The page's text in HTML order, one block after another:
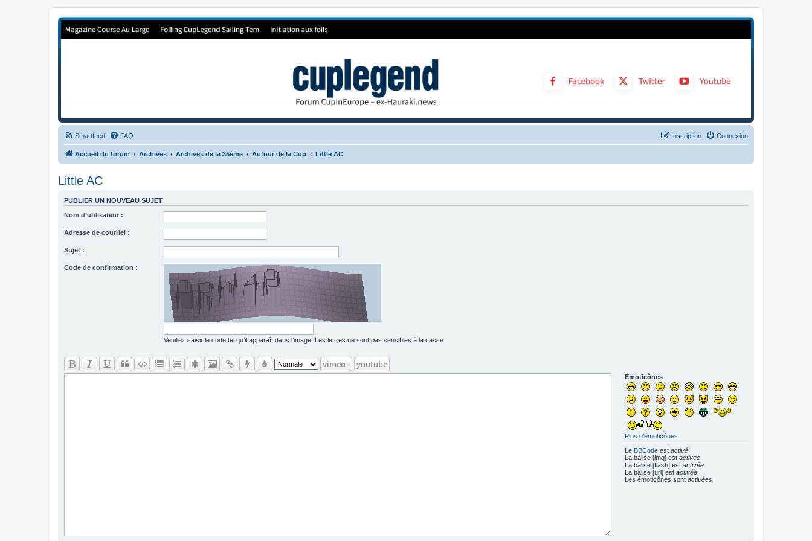
Forum de Cup In Europe
Smartfeed FAQ Connexion
Inscription
Accueil du forum Archives Archives de la 35ème Autour de la Cup Little AC
Little AC
PUBLIER UN NOUVEAU SUJET
Nom d’utilisateur :
Adresse de courriel :
Sujet :
Code de confirmation :
Veuillez saisir le code tel qu’il apparaît dans l’image. Les lettres ne sont pas sensibles à la casse.
vimeo= youtube
Émoticônes
Plus d’émoticônes
Le BBCode estactivé
La balise [img] estactivée
La balise [flash] estactivée
La balise [url] estactivée
Les émoticônes sontactivées